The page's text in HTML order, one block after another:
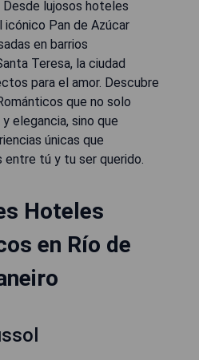
lujosos hoteles
Pan de Azúcar
en barrios
Teresa, la ciudad
para el amor. Descubre
que no solo
elegancia, sino que
únicas que
tú y tu ser querido.
Hoteles
en Río de